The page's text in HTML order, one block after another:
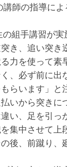
師の指導に
組手講習が
き、追い突き
力を使って素
、必ず前に
らいます」と
いから突きに
い、足を引っ
集中させて
後、前蹴り、